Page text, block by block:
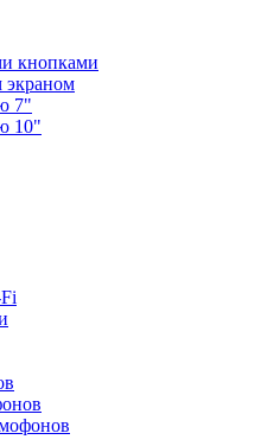
кнопками
7"
10"